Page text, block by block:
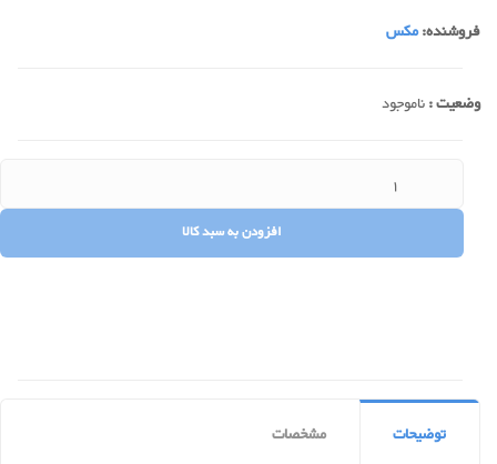
فروشنده:مکس
وضعیت :ناموجود
توضیحات مشخصات